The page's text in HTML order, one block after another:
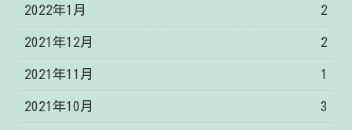
2022年1月 2
2021年12月 2
2021年11月 1
2021年10月 3